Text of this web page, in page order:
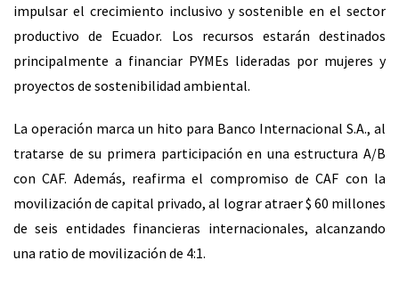
impulsar el crecimiento inclusivo y sostenible en el sector
productivo de Ecuador. Los recursos estarán destinados
principalmente a financiar PYMEs lideradas por mujeres y
proyectos de sostenibilidad ambiental.
La operación marca un hito para Banco Internacional S.A., al
tratarse de su primera participación en una estructura A/B
con CAF. Además, reafirma el compromiso de CAF con la
movilización de capital privado, al lograr atraer $ 60 millones
de seis entidades financieras internacionales, alcanzando
una ratio de movilización de 4:1.